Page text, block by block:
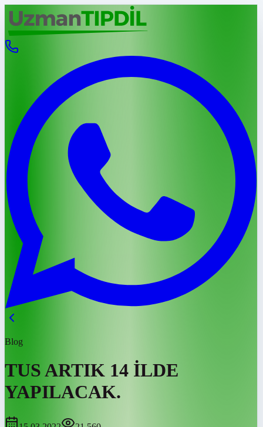
Blog
TUS ARTIK 14 İLDE
YAPILACAK.